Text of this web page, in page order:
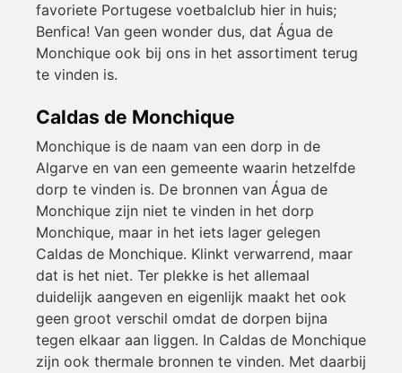
favoriete Portugese voetbalclub hier in huis;
Benfica! Van geen wonder dus, dat Água de
Monchique ook bij ons in het assortiment terug
te vinden is.
Caldas de Monchique
Monchique is de naam van een dorp in de
Algarve en van een gemeente waarin hetzelfde
dorp te vinden is. De bronnen van Água de
Monchique zijn niet te vinden in het dorp
Monchique, maar in het iets lager gelegen
Caldas de Monchique. Klinkt verwarrend, maar
dat is het niet. Ter plekke is het allemaal
duidelijk aangeven en eigenlijk maakt het ook
geen groot verschil omdat de dorpen bijna
tegen elkaar aan liggen. In Caldas de Monchique
zijn ook thermale bronnen te vinden. Met daarbij